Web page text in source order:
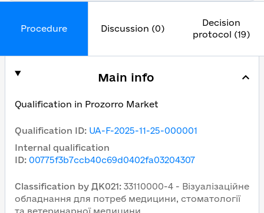
Procedure Discussion (0)
Decision
protocol (19)
Main info
Qualification in Prozorro Market
Qualification ID: UA-F-2025-11-25-000001
Internal qualification
ID: 00775f3b7ccb40c69d0402fa03204307
Classification by ДК021: 33110000-4 - Візуалізаційне
обладнання для потреб медицини, стоматології
та ветеринарної медицини